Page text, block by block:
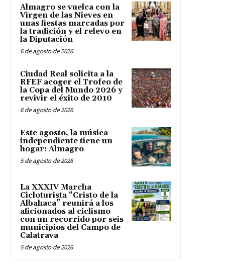
Almagro se vuelca con la
Virgen de las Nieves en
unas fiestas marcadas por
la tradición y el relevo en
la Diputación
6 de agosto de 2026
Ciudad Real solicita a la
RFEF acoger el Trofeo de
la Copa del Mundo 2026 y
revivir el éxito de 2010
6 de agosto de 2026
Este agosto, la música
independiente tiene un
hogar: Almagro
5 de agosto de 2026
La XXXIV Marcha
Cicloturista “Cristo de la
Albahaca” reunirá a los
aficionados al ciclismo
con un recorrido por seis
municipios del Campo de
Calatrava
5 de agosto de 2026